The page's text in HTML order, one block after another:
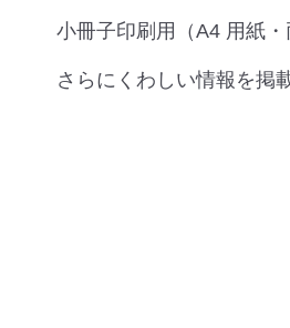
小冊子印刷用（A4 用紙・
さらにくわしい情報を掲